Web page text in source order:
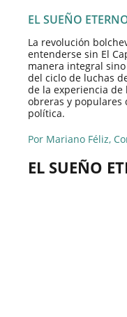
EL SUEÑO
La revolución
entenderse sin El
manera integral
del ciclo de luchas
de la experiencia de
obreras y populares
política.
Por Mariano Féliz,
EL SUEÑO